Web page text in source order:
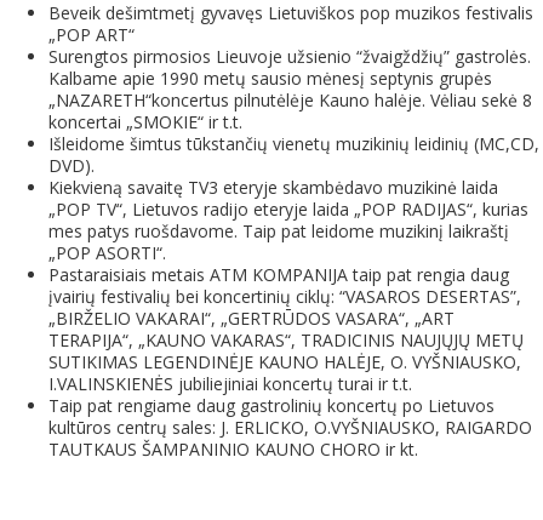
Beveik dešimtmetį gyvavęs Lietuviškos pop muzikos festivalis
„POP ART“
Surengtos pirmosios Lieuvoje užsienio “žvaigždžių” gastrolės.
Kalbame apie 1990 metų sausio mėnesį septynis grupės
„NAZARETH“koncertus pilnutėlėje Kauno halėje. Vėliau sekė 8
koncertai „SMOKIE“ ir t.t.
Išleidome šimtus tūkstančių vienetų muzikinių leidinių (MC,CD,
DVD).
Kiekvieną savaitę TV3 eteryje skambėdavo muzikinė laida
„POP TV“, Lietuvos radijo eteryje laida „POP RADIJAS“, kurias
mes patys ruošdavome. Taip pat leidome muzikinį laikraštį
„POP ASORTI“.
Pastaraisiais metais ATM KOMPANIJA taip pat rengia daug
įvairių festivalių bei koncertinių ciklų: “VASAROS DESERTAS”,
„BIRŽELIO VAKARAI“, „GERTRŪDOS VASARA“, „ART
TERAPIJA“, „KAUNO VAKARAS“, TRADICINIS NAUJŲJŲ METŲ
SUTIKIMAS LEGENDINĖJE KAUNO HALĖJE, O. VYŠNIAUSKO,
I.VALINSKIENĖS jubiliejiniai koncertų turai ir t.t.
Taip pat rengiame daug gastrolinių koncertų po Lietuvos
kultūros centrų sales: J. ERLICKO, O.VYŠNIAUSKO, RAIGARDO
TAUTKAUS ŠAMPANINIO KAUNO CHORO ir kt.